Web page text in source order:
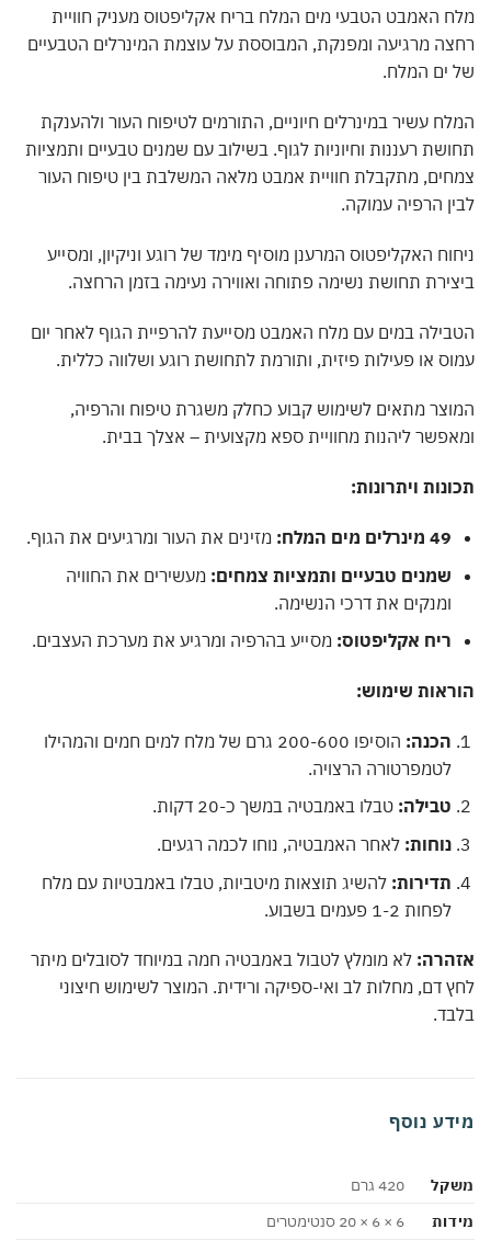
האמבט הטבעי מים המלח בריח אקליפטוס מעניק חוויית
מרגיעה ומפנקת, המבוססת על עוצמת המינרלים הטבעיים
ים המלח.
עשיר במינרלים חיוניים, התורמים לטיפוח העור ולהענקת
רעננות וחיוניות לגוף. בשילוב עם שמנים טבעיים ותמציות
מתקבלת חוויית אמבט מלאה המשלבת בין טיפוח העור
הרפיה עמוקה.
האקליפטוס המרענן מוסיף מימד של רוגע וניקיון, ומסייע
תחושת נשימה פתוחה ואווירה נעימה בזמן הרחצה.
במים עם מלח האמבט מסייעת להרפיית הגוף לאחר יום
או פעילות פיזית, ותורמת לתחושת רוגע ושלווה כללית.
מתאים לשימוש קבוע כחלק משגרת טיפוח והרפיה,
ליהנות מחוויית ספא מקצועית – אצלך בבית.
ויתרונות:
49 מינרלים מים המלח:
מזינים את העור ומרגיעים את הגוף.
שמנים טבעיים ותמציות צמחים:מעשירים את החוויה
ומנקים את דרכי הנשימה.
ריח אקליפטוס:מסייע בהרפיה ומרגיע את מערכת העצבים.
שימוש:
הכנה:
הוסיפו 200-600 גרם של מלח למים חמים והמהילו
לטמפרטורה הרצויה.
טבילה:טבלו באמבטיה במשך כ-20 דקות.
נוחות:לאחר האמבטיה, נוחו לכמה רגעים.
תדירות:להשיג תוצאות מיטביות, טבלו באמבטיות עם מלח
לפחות 1-2 פעמים בשבוע.
לא מומלץ לטבול באמבטיה חמה במיוחד לסובלים מיתר
דם, מחלות לב ואי-ספיקה ורידית. המוצר לשימוש חיצוני
נוסף
420 גרם
6 × 6 × 20 סנטימטרים